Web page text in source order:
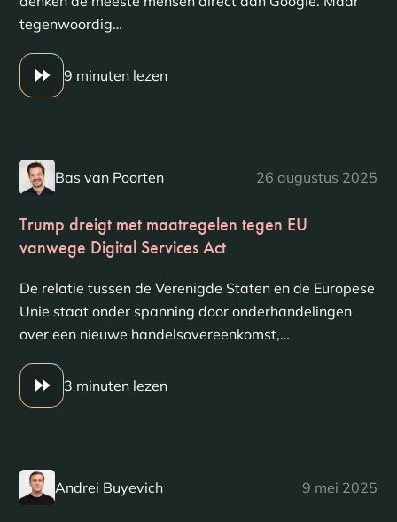
tegenwoordig…
9 minuten lezen
Bas van Poorten 26 augustus 2025
Trump dreigt met maatregelen tegen EU
vanwege Digital Services Act
De relatie tussen de Verenigde Staten en de Europese
Unie staat onder spanning door onderhandelingen
over een nieuwe handelsovereenkomst,…
3 minuten lezen
Andrei Buyevich 9 mei 2025